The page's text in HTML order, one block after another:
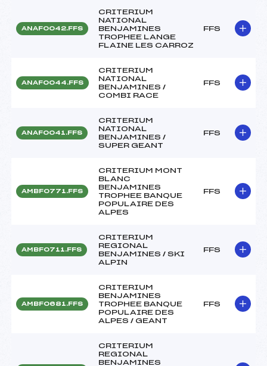
ANAF0042.FFS
CRITERIUM
NATIONAL
BENJAMINES
TROPHEE LANGE
FLAINE LES CARROZ
FFS
ANAF0044.FFS
CRITERIUM
NATIONAL
BENJAMINES /
COMBI RACE
FFS
ANAF0041.FFS
CRITERIUM
NATIONAL
BENJAMINES /
SUPER GEANT
FFS
AMBF0771.FFS
CRITERIUM MONT
BLANC
BENJAMINES
TROPHEE BANQUE
POPULAIRE DES
ALPES
FFS
AMBF0711.FFS
CRITERIUM
REGIONAL
BENJAMINES / SKI
ALPIN
FFS
AMBF0681.FFS
CRITERIUM
BENJAMINES
TROPHEE BANQUE
POPULAIRE DES
ALPES / GEANT
FFS
CRITERIUM
REGIONAL
BENJAMINES